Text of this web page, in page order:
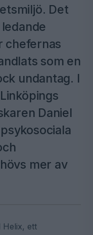
Det
chefernas
som en
undantag. I
Daniel
mer av
Helix, ett